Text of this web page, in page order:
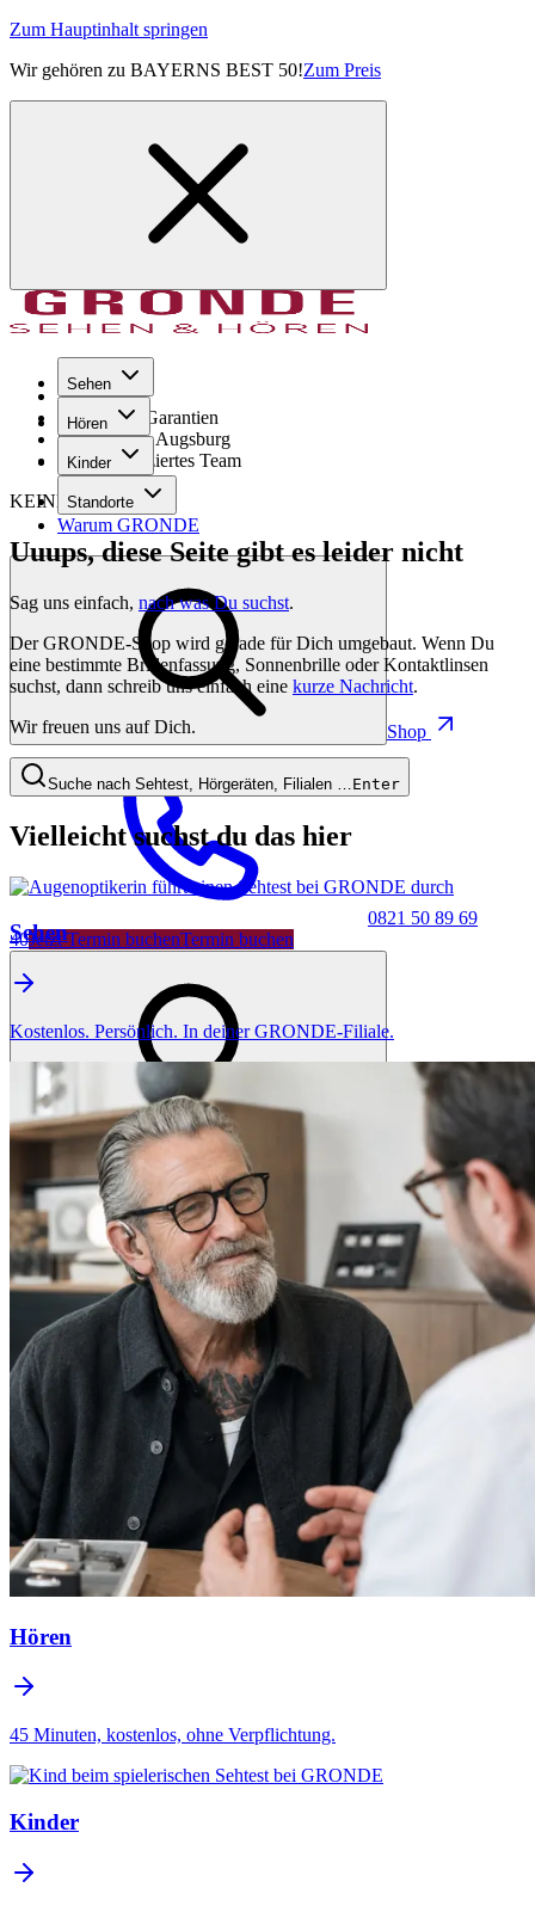
Zum Hauptinhalt springen
Wir gehören zu BAYERNS BEST 50!Zum Preis
Sehen
Hören
Kinder
Standorte
Warum GRONDE
Shop
0821 50 89 69
40Jetzt Termin buchenTermin buchen
Seit 1971
GRONDE Garantien
8× im Raum Augsburg
Hochqualifiziertes Team
KEINE SORGE!
Uuups, diese Seite gibt es leider nicht
Sag uns einfach, nach was Du suchst.
Der GRONDE-Shop wird gerade für Dich umgebaut. Wenn Du
eine bestimmte Brillenfassung, Sonnenbrille oder Kontaktlinsen
suchst, dann schreib uns einfach eine kurze Nachricht.
Wir freuen uns auf Dich.
Suche nach Sehtest, Hörgeräten, Filialen … Enter
Vielleicht suchst du das hier
Sehen
Kostenlos. Persönlich. In deiner GRONDE-Filiale.
Hören
45 Minuten, kostenlos, ohne Verpflichtung.
Kinder